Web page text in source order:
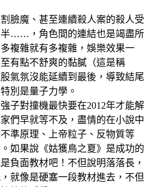
臉魔、甚至連續殺人案的殺人受
半……，角色間的連結也是竭盡所
複雜就有多複雜，娛樂效果一
有點不舒爽的黏膩（這是稱
氣氛沒能延續到最後，導致結尾
別是量子力學。
子對撞機最快要在2012年才能解
們早就等不及，盡情的在小說中
準原理、上帝粒子、反物質等
如果說《姑獲鳥之夏》是成功的
負面教材吧！不但說明落落長，
就像是硬塞一段教材進去，不但